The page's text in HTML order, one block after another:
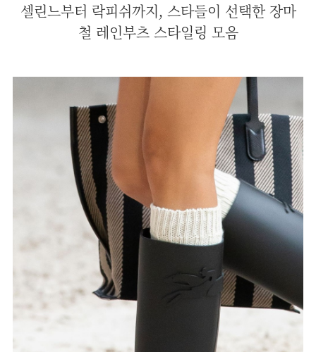
셀린느부터 락피쉬까지, 스타들이 선택한 장마
철 레인부츠 스타일링 모음